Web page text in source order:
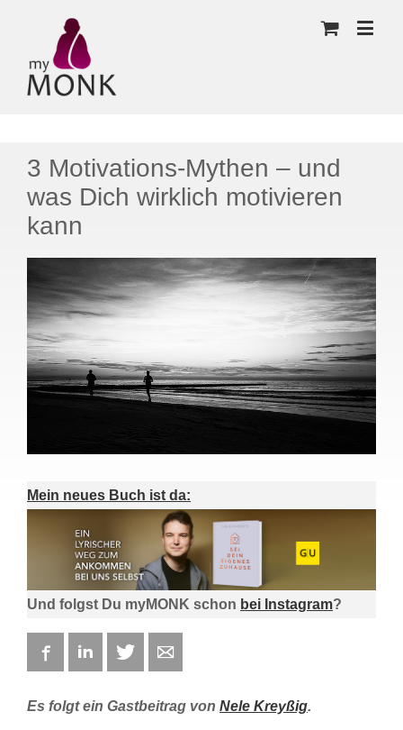
3 Motivations-Mythen – und
was Dich wirklich motivieren
kann
Mein neues Buch ist da:
Und folgst Du myMONK schon bei Instagram?
FacebookLinkedIn Twitter
Es folgt ein Gastbeitrag von Nele Kreyßig.